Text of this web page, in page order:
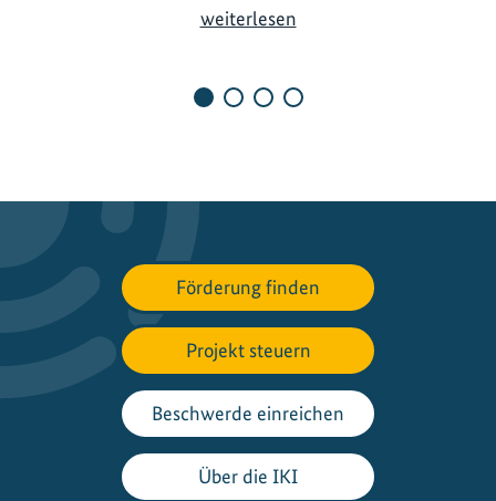
weiterlesenV
t
u
g
e
n
d
e
b
n
e
Förderung finden
Projekt steuern
Beschwerde einreichen
Über die IKI